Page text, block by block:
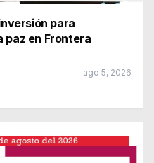
para
paz en Frontera
ago 5, 2026